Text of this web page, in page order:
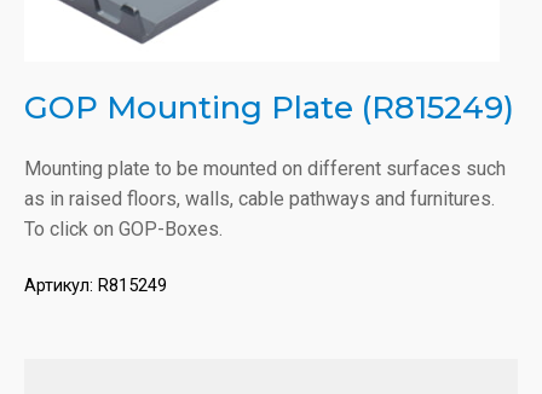
GOP Mounting Plate (R815249)
Mounting plate to be mounted on different surfaces such
as in raised floors, walls, cable pathways and furnitures.
To click on GOP-Boxes.
Артикул: R815249